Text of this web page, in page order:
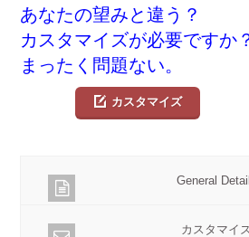
あなたの望みと違う？
カスタマイズが必要ですか
まったく問題ない。
カスタマイズ
General
カスタマイ